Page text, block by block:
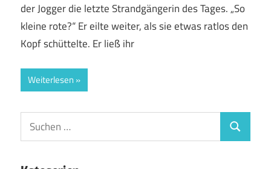
der Jogger die letzte Strandgängerin des Tages. „So
kleine rote?“ Er eilte weiter, als sie etwas ratlos den
Kopf schüttelte. Er ließ ihr
Weiterlesen
Suchen
nach:
Suchen